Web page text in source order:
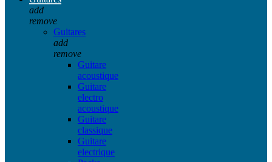
add
remove
Guitares
add
remove
Guitare
acoustique
Guitare
electro
acoustique
Guitare
classique
Guitare
electrique